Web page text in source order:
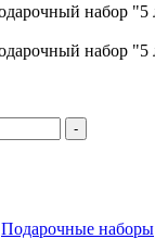
-
Подарочные наборы